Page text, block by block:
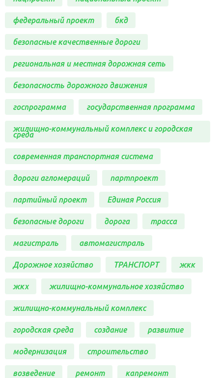
федеральный проект бкд
безопасные качественные дороги
региональная и местная дорожная сеть
безопасность дорожного движения
госпрограмма государственная программа
жилищно-коммунальный комплекс и городская
среда
современная транспортная система
дороги агломераций партпроект
партийный проект Единая Россия
безопасные дороги дорога трасса
магистраль автомагистраль
Дорожное хозяйство ТРАНСПОРТ жкк
жкх жилищно-коммунальное хозяйство
жилищно-коммунальный комплекс
городская среда создание развитие
модернизация строительство
возведение ремонт капремонт